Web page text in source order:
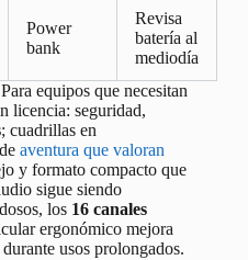
Power
bank
Revisa
batería al
mediodía
Para equipos que necesitan
licencia: seguridad,
; cuadrillas en
aventura que valoran
y formato compacto que
sigue siendo
los 16 canales
ergonómico mejora
usos prolongados.